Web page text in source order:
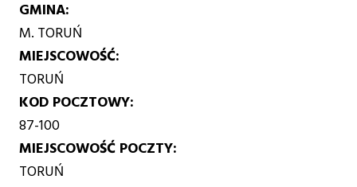
GMINA
M. TORUŃ
MIEJSCOWOŚĆ
TORUŃ
KOD POCZTOWY
87-100
MIEJSCOWOŚĆ POCZTY
TORUŃ